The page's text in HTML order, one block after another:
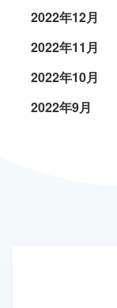
2022年12月
2022年11月
2022年10月
2022年9月